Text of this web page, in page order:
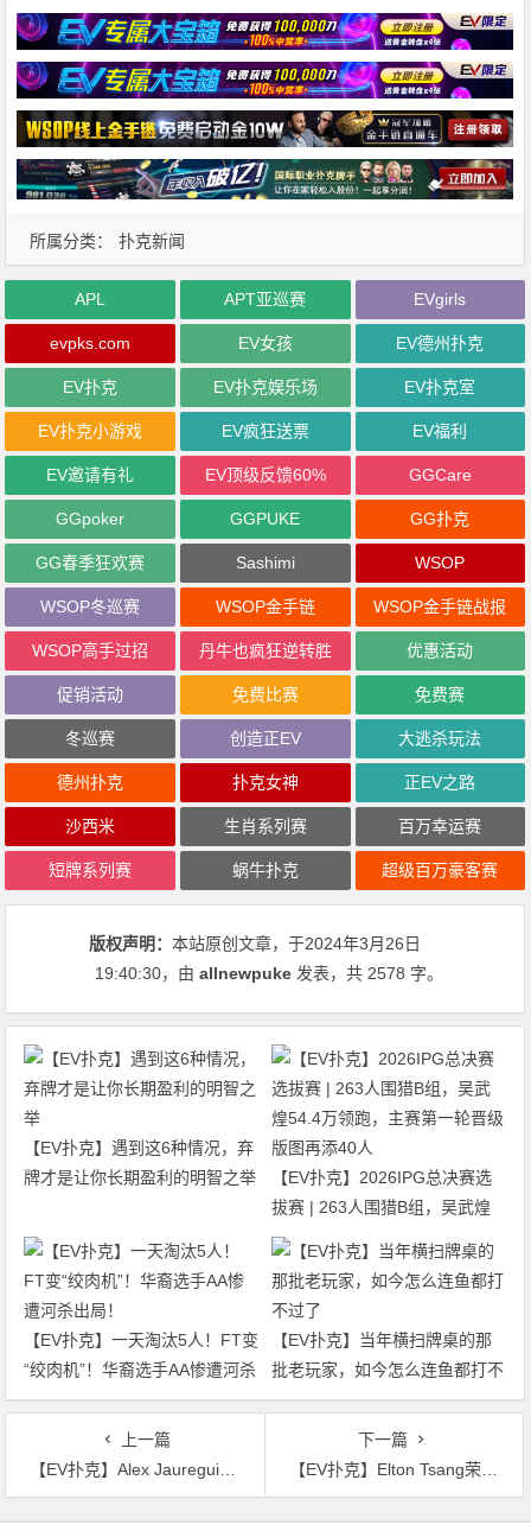
所属分类： 扑克新闻
APL APT亚巡赛 EVgirls
evpks.com EV女孩 EV德州扑克
EV扑克 EV扑克娱乐场 EV扑克室
EV扑克小游戏 EV疯狂送票 EV福利
EV邀请有礼 EV顶级反馈60% GGCare
GGpoker GGPUKE GG扑克
GG春季狂欢赛 Sashimi WSOP
WSOP冬巡赛 WSOP金手链 WSOP金手链战报
WSOP高手过招 丹牛也疯狂逆转胜 优惠活动
促销活动 免费比赛 免费赛
冬巡赛 创造正EV 大逃杀玩法
德州扑克 扑克女神 正EV之路
沙西米 生肖系列赛 百万幸运赛
短牌系列赛 蜗牛扑克 超级百万豪客赛
版权声明：本站原创文章，于2024年3月26日
19:40:30，由allnewpuke 发表，共 2578 字。
【EV扑克】遇到这6种情况，弃
牌才是让你长期盈利的明智之举
【EV扑克】2026IPG总决赛选
拔赛 | 263人围猎B组，吴武煌
54.4万领跑，主赛第一轮晋级版
图再添40人
【EV扑克】一天淘汰5人！FT变
“绞肉机”！华裔选手AA惨遭河杀
出局！
【EV扑克】当年横扫牌桌的那
批老玩家，如今怎么连鱼都打不
过了
上一篇
【EV扑克】Alex Jauregui疯狂崛起成新兴cash明星并得到Polk高度赞赏
下一篇
【EV扑克】Elton Tsang荣登济州岛最大赢家榜首
文